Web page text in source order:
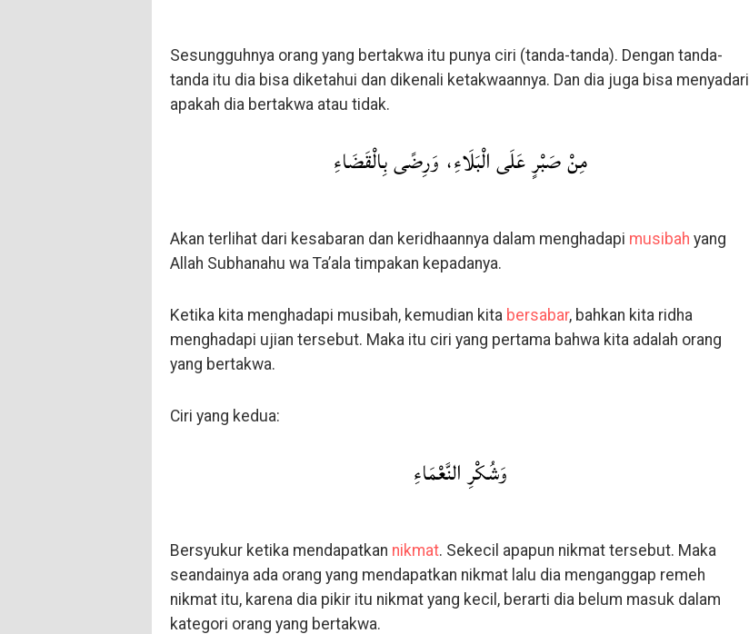
Sesungguhnya orang yang bertakwa itu punya ciri (tanda-tanda). Dengan tanda-
tanda itu dia bisa diketahui dan dikenali ketakwaannya. Dan dia juga bisa menyadari
apakah dia bertakwa atau tidak.
مِنْ صَبْرٍ عَلَى الْبَلَاءِ، وَرِضًى بِالْقَضَاءِ
Akan terlihat dari kesabaran dan keridhaannya dalam menghadapi musibah yang
Allah Subhanahu wa Ta’ala timpakan kepadanya.
Ketika kita menghadapi musibah, kemudian kita bersabar, bahkan kita ridha
menghadapi ujian tersebut. Maka itu ciri yang pertama bahwa kita adalah orang
yang bertakwa.
Ciri yang kedua:
وَشُكْرِ النَّعْمَاءِ
Bersyukur ketika mendapatkan nikmat. Sekecil apapun nikmat tersebut. Maka
seandainya ada orang yang mendapatkan nikmat lalu dia menganggap remeh
nikmat itu, karena dia pikir itu nikmat yang kecil, berarti dia belum masuk dalam
kategori orang yang bertakwa.